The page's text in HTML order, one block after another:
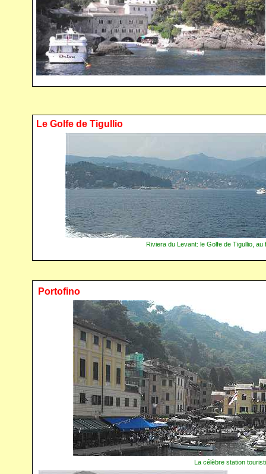
Le Golfe de Tigullio
Riviera du Levant: le Golfe de Tigullio,
Portofino
La célèbre station